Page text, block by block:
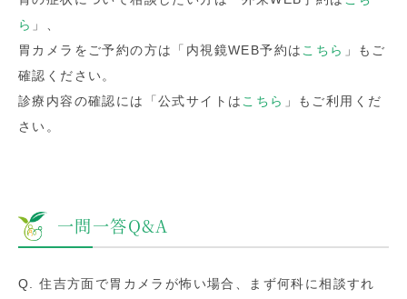
ら 」、
胃カメラをご予約の方は「内視鏡WEB予約は こちら 」もご
確認ください。
診療内容の確認には「公式サイトは こちら 」もご利用くだ
さい。
一問一答Q&A
Q. 住吉方面で胃カメラが怖い場合、まず何科に相談すれ